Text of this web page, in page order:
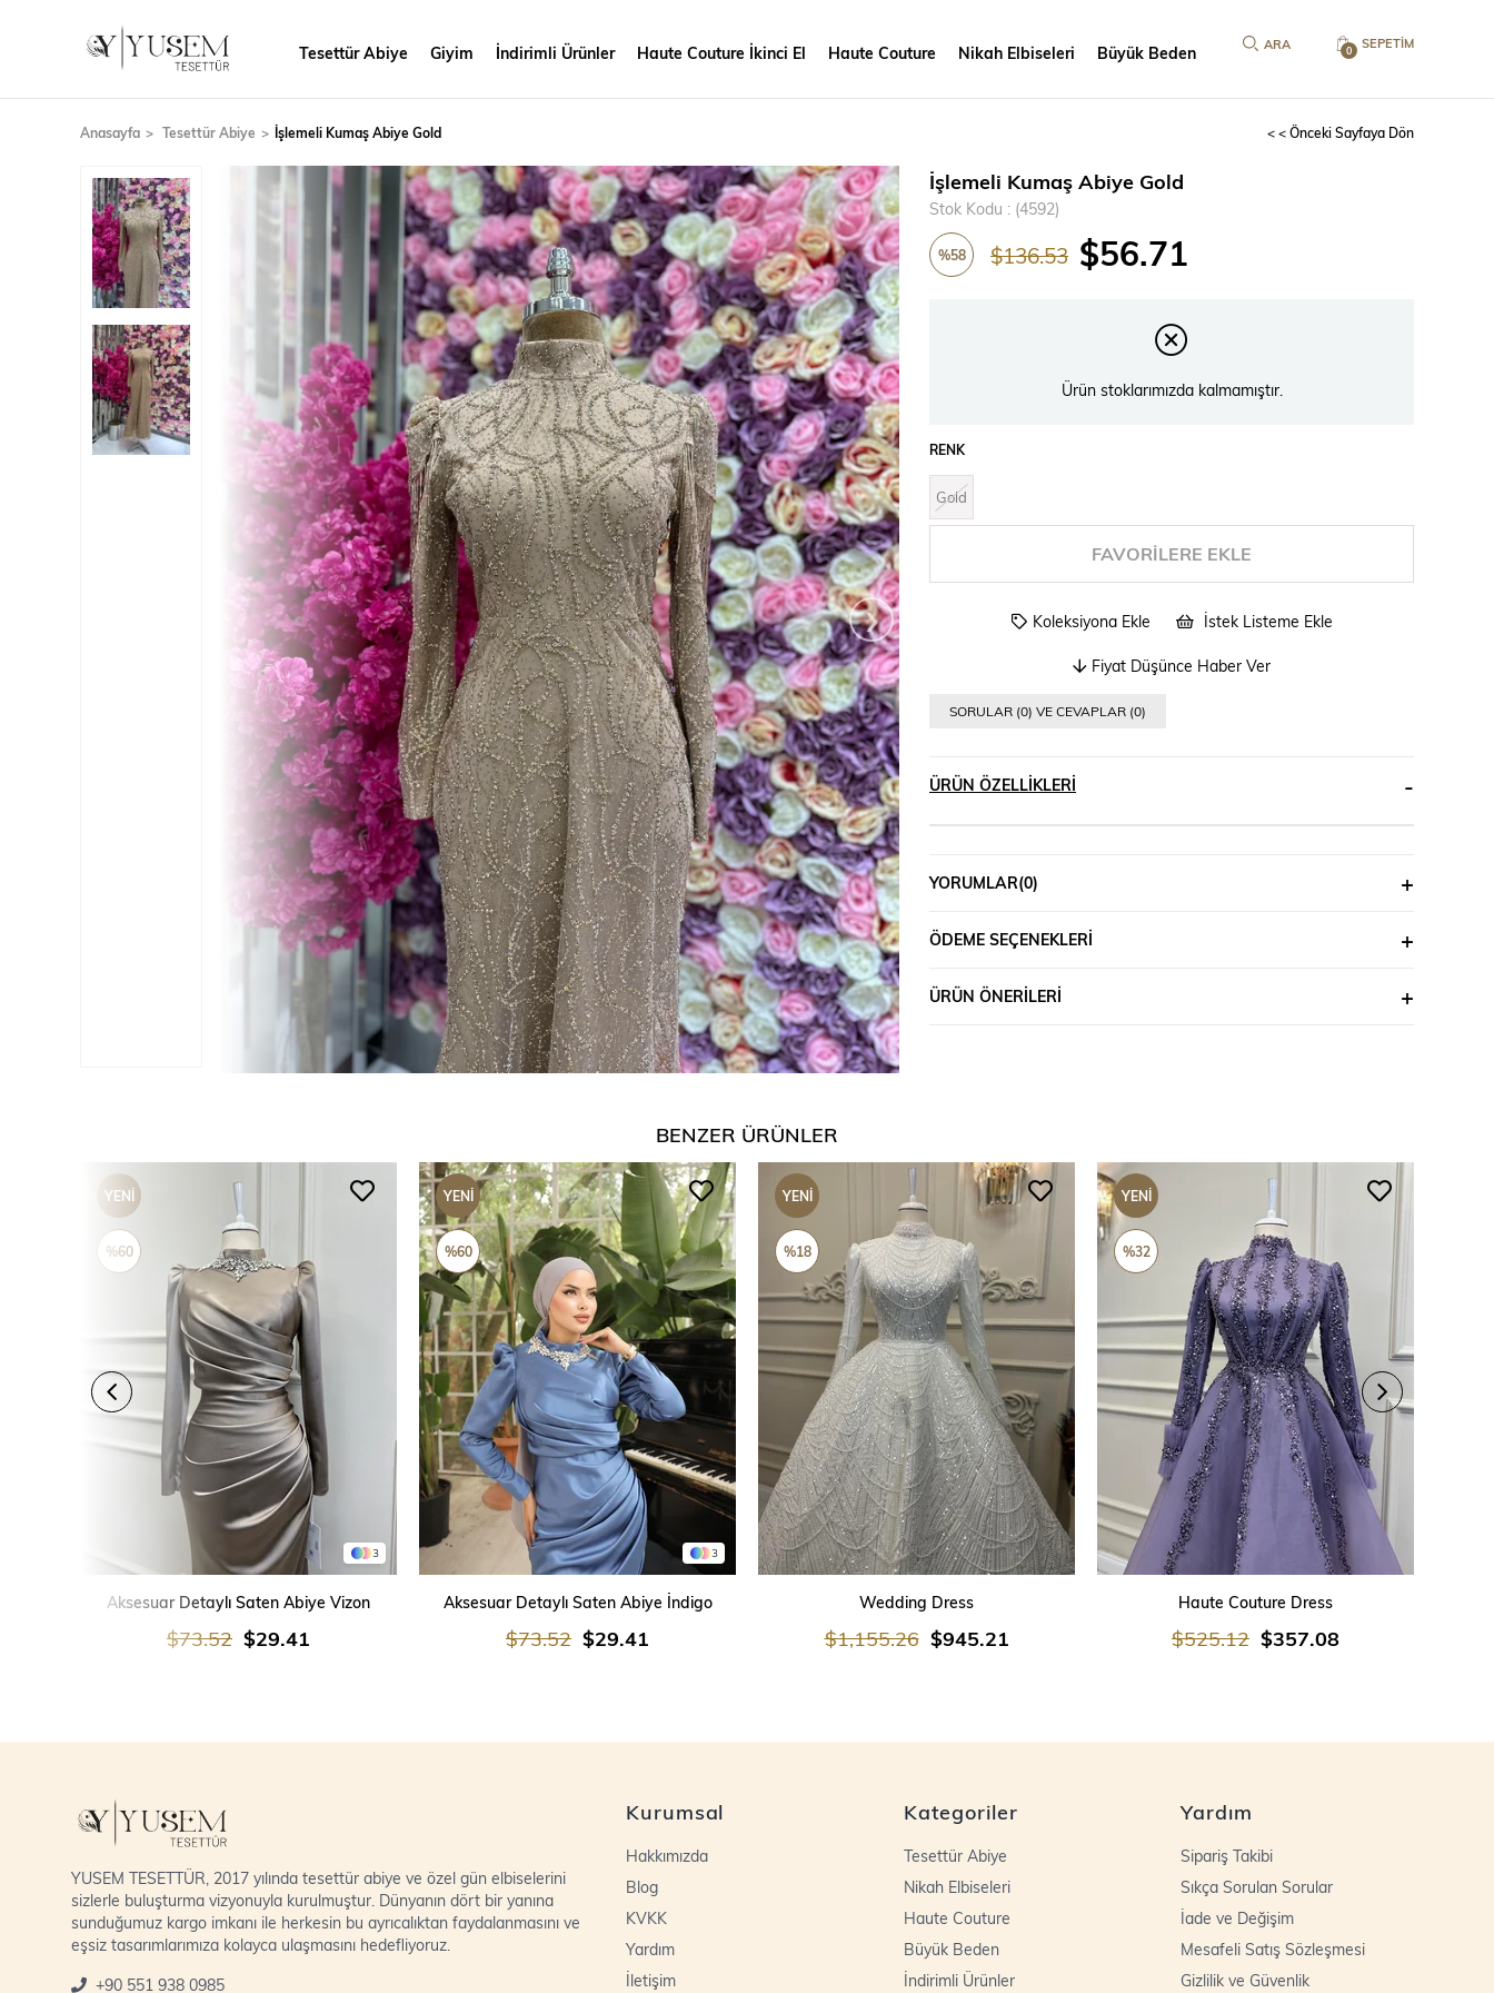
SEPETIM
0
Tesettür Abiye Giyim İndirimli Ürünler Haute Couture İkinci El Haute Couture Nikah Elbiseleri Büyük Beden
Anasayfa Tesettür Abiye İşlemeli Kumaş Abiye Gold < < Önceki Sayfaya Dön
›
İşlemeli Kumaş Abiye Gold
Stok Kodu (4592)
%58 $136.53 $56.71
Ürün stoklarımızda kalmamıştır.
RENK
Gold
FAVORILERE EKLE
Koleksiyona Ekle İstek Listeme Ekle
Fiyat Düşünce Haber Ver
SORULAR (0) VE CEVAPLAR (0)
ÜRÜN ÖZELLIKLERI
YORUMLAR(0)
ÖDEME SEÇENEKLERI
ÜRÜN ÖNERILERI
BENZER ÜRÜNLER
3
Aksesuar Detaylı Saten Abiye Vizon
$29.41
$73.52
YENI
ÜRÜN
%60
3
Aksesuar Detaylı Saten Abiye İndigo
$29.41
$73.52
YENI
ÜRÜN
%60
Wedding Dress
$945.21
$1,155.26
YENI
ÜRÜN
%18
Haute Couture Dress
$357.08
$525.12
YENI
ÜRÜN
%32
YUSEM TESETTÜR, 2017 yılında tesettür abiye ve özel gün elbiselerini
sizlerle buluşturma vizyonuyla kurulmuştur. Dünyanın dört bir yanına
sunduğumuz kargo imkanı ile herkesin bu ayrıcalıktan faydalanmasını ve
eşsiz tasarımlarımıza kolayca ulaşmasını hedefliyoruz.
+90 551 938 0985
Kurumsal
Hakkımızda
Blog
KVKK
Yardım
İletişim
Kategoriler
Tesettür Abiye
Nikah Elbiseleri
Haute Couture
Büyük Beden
İndirimli Ürünler
Yardım
Sipariş Takibi
Sıkça Sorulan Sorular
İade ve Değişim
Mesafeli Satış Sözleşmesi
Gizlilik ve Güvenlik